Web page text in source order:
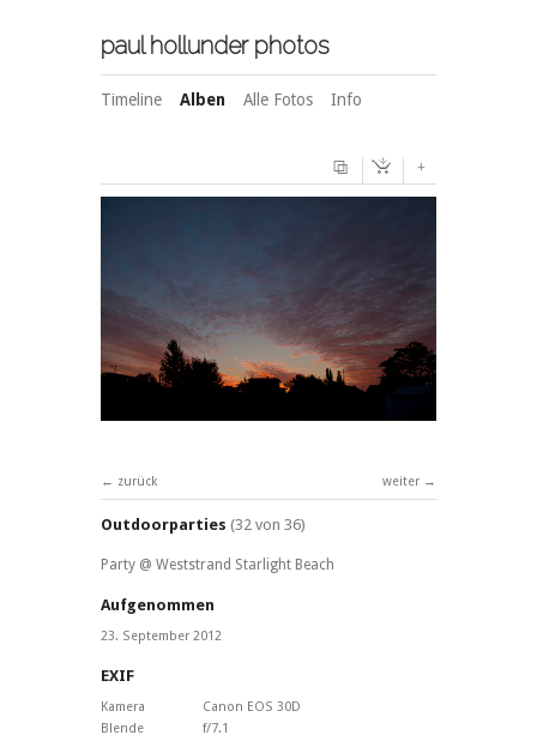
paul hollunder photos
Timeline Alben Alle Fotos Info
+
weiter
zurück
Outdoorparties (32 von 36)
Party @ Weststrand Starlight Beach
Aufgenommen
23. September 2012
EXIF
Kamera
Canon EOS 30D
Blende
f/7.1